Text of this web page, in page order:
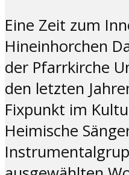
Eine Zeit zum
Hineinhorchen
der Pfarrkirche
den letzten
Fixpunkt im
Heimische